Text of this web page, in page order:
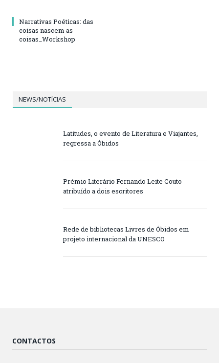
Narrativas Poéticas: das
coisas nascem as
coisas_Workshop
NEWS/NOTÍCIAS
Latitudes, o evento de Literatura e Viajantes,
regressa a Óbidos
Prémio Literário Fernando Leite Couto
atribuído a dois escritores
Rede de bibliotecas Livres de Óbidos em
projeto internacional da UNESCO
CONTACTOS